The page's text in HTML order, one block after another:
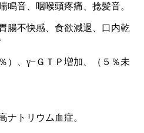
音、咽喉頭疼痛、捻髪音。
腸不快感、食欲減退、口内乾
）、γ−ＧＴＰ増加、（５％未
トリウム血症。